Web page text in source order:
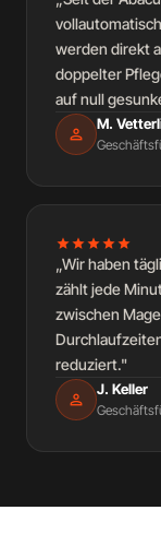
werden direkt
doppelter
auf null
person M.
starstarstarstarstar
„Wir haben
zählt jede
zwischen
reduziert."
person J. Keller